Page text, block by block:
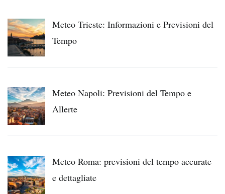
Meteo Trieste: Informazioni e Previsioni del
Tempo
Meteo Napoli: Previsioni del Tempo e
Allerte
Meteo Roma: previsioni del tempo accurate
e dettagliate